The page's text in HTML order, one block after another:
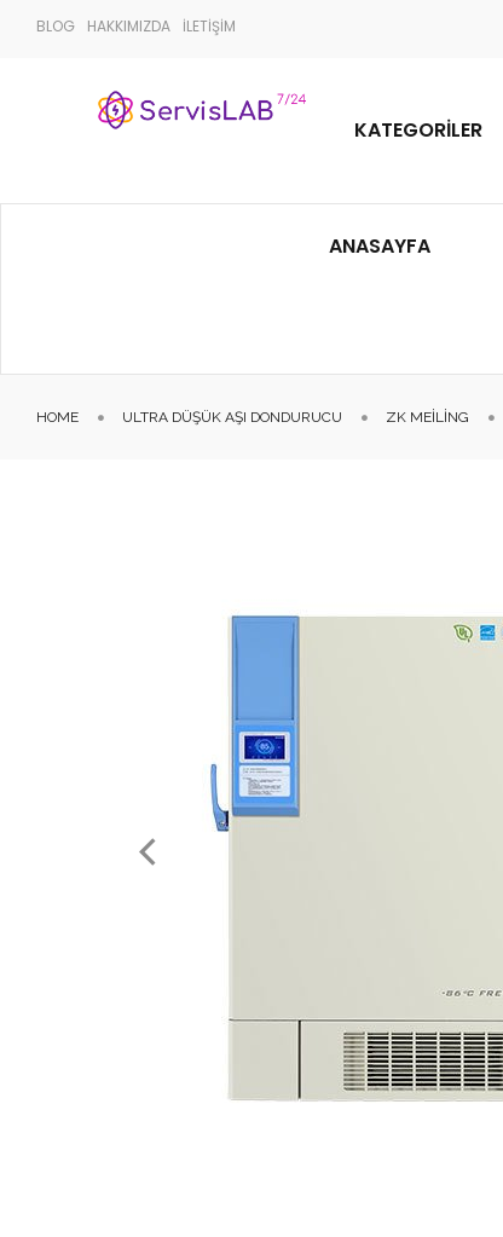
BLOG HAKKIMIZDA İLETİŞİM
KATEGORILER
ANASAYFA
HOME ULTRA DÜŞÜK AŞI DONDURUCU ZK MEILING